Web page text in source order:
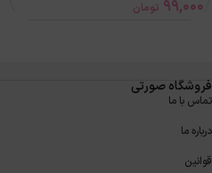
99,000 تومان
فروشگاه صورتی
تماس با ما
درباره ما
قوانین